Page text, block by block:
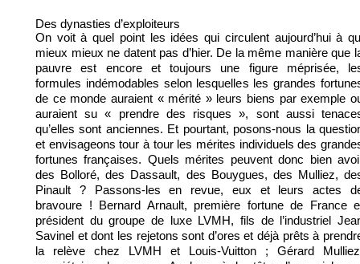
Des dynasties d’exploiteurs
On voit à quel point les idées qui circulent aujourd’hui à
mieux mieux ne datent pas d’hier. De la même manière que
pauvre est encore et toujours une figure méprisée,
formules indémodables selon lesquelles les grandes
de ce monde auraient « mérité » leurs biens par exemple
auraient su « prendre des risques », sont aussi
qu’elles sont anciennes. Et pourtant, posons-nous la
et envisageons tour à tour les mérites individuels des
fortunes françaises. Quels mérites peuvent donc bien
des Bolloré, des Dassault, des Bouygues, des Mulliez,
Pinault ? Passons-les en revue, eux et leurs actes
bravoure ! Bernard Arnault, première fortune de France
président du groupe de luxe LVMH, fils de l’industriel
Savinel et dont les rejetons sont d’ores et déjà prêts à
la relève chez LVMH et Louis-Vuitton ; Gérard